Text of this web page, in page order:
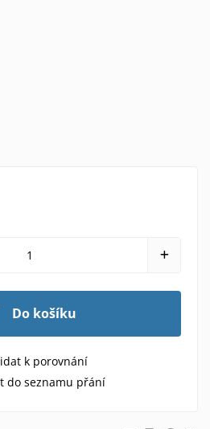
Do košíku
k porovnání
do seznamu přání